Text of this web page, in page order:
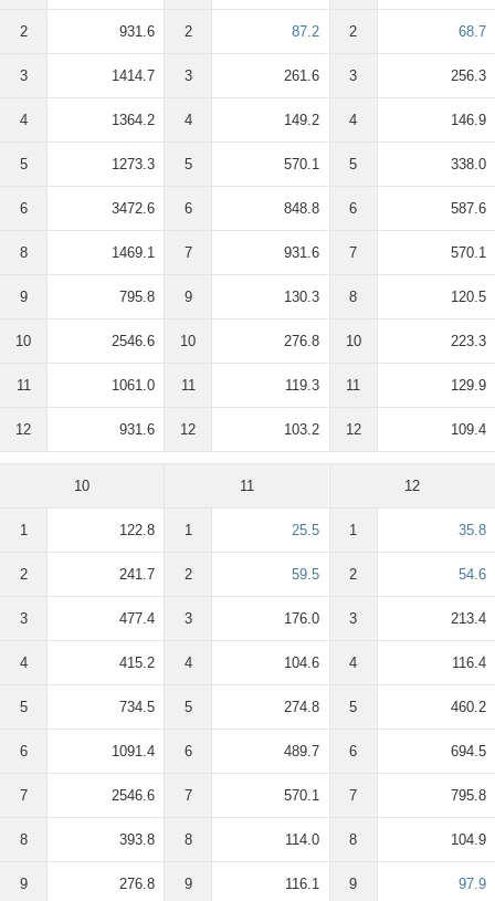
2 931.6
3 1414.7
4 1364.2
5 1273.3
6 3472.6
8 1469.1
9 795.8
10 2546.6
11 1061.0
12 931.6
2 87.2
3 261.6
4 149.2
5 570.1
6 848.8
7 931.6
9 130.3
10 276.8
11 119.3
12 103.2
2 68.7
3 256.3
4 146.9
5 338.0
6 587.6
7 570.1
8 120.5
10 223.3
11 129.9
12 109.4
10
1 122.8
2 241.7
3 477.4
4 415.2
5 734.5
6 1091.4
7 2546.6
8 393.8
9 276.8
11
1 25.5
2 59.5
3 176.0
4 104.6
5 274.8
6 489.7
7 570.1
8 114.0
9 116.1
12
1 35.8
2 54.6
3 213.4
4 116.4
5 460.2
6 694.5
7 795.8
8 104.9
9 97.9